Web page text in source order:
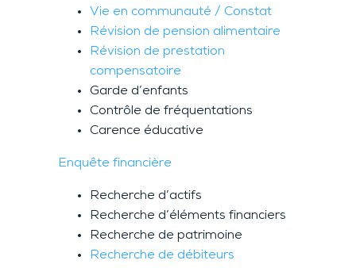
Vie en communauté / Constat
Révision de pension alimentaire
Révision de prestation
compensatoire
Garde d’enfants
Contrôle de fréquentations
Carence éducative
Enquête financière
Recherche d’actifs
Recherche d’éléments financiers
Recherche de patrimoine
Recherche de débiteurs